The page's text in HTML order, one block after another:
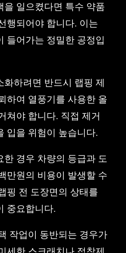
을 일으켰다면 특수 약품
행되어야 합니다. 이는
들어가는 정밀한 공정입
화하려면 반드시 랩핑 제
하여 열풍기를 사용한 올
쳐야 합니다. 직접 제거
입을 위험이 높습니다.
한 경우 차량의 등급과 도
만원의 비용이 발생할 수
핑 전 도장면의 상태를
중요합니다.
작업이 동반되는 경우가